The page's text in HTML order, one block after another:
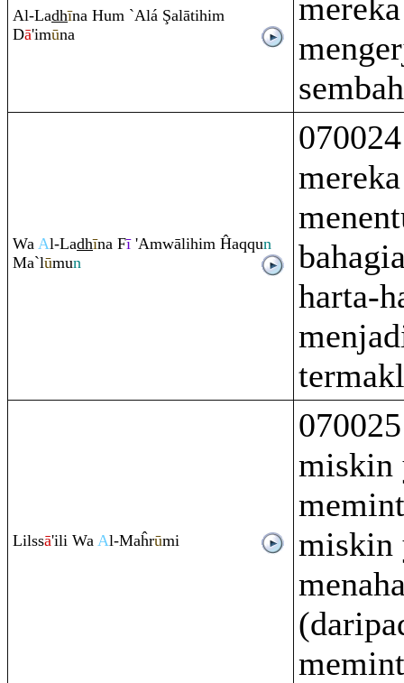
Al-Ladhīna Hum `Alá Şalātihim
Dā'imūna
Wa Al-Ladhīna Fī'Amwālihim Ĥaqqun
Ma`lūmun
harta-
Lilssā'ili Wa Al-Maĥrūmi
miskin
miskin